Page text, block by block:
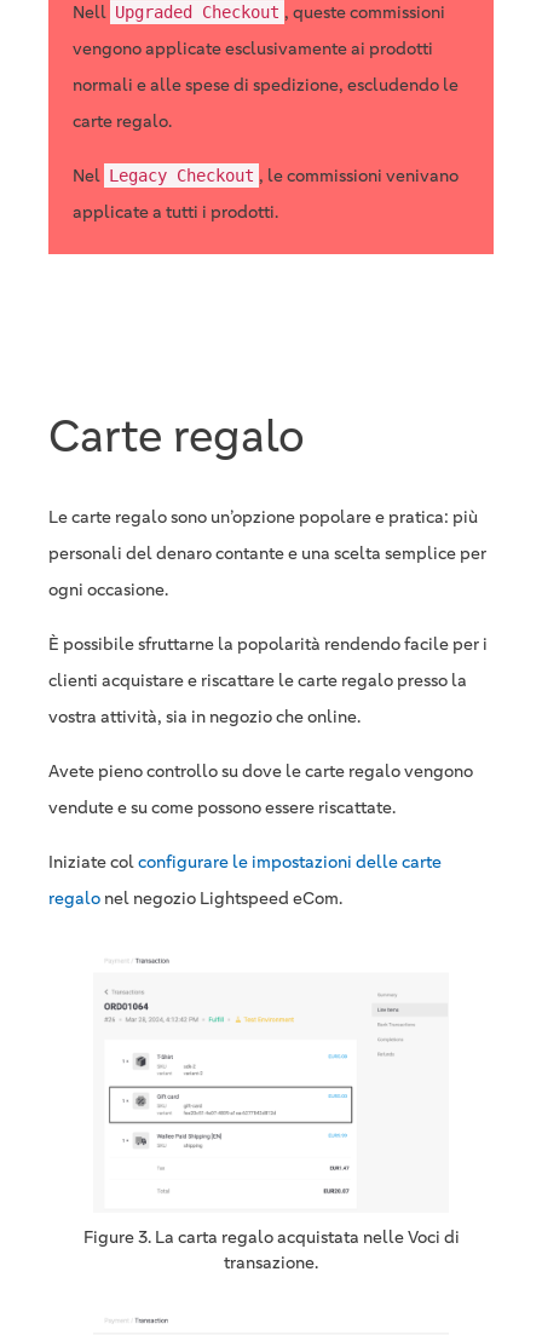
Nell Upgraded Checkout , queste commissioni
vengono applicate esclusivamente ai prodotti
normali e alle spese di spedizione, escludendo le
carte regalo.
Nel Legacy Checkout , le commissioni venivano
applicate a tutti i prodotti.
Carte regalo
Le carte regalo sono un’opzione popolare e pratica: più
personali del denaro contante e una scelta semplice per
ogni occasione.
È possibile sfruttarne la popolarità rendendo facile per i
clienti acquistare e riscattare le carte regalo presso la
vostra attività, sia in negozio che online.
Avete pieno controllo su dove le carte regalo vengono
vendute e su come possono essere riscattate.
Iniziate col configurare le impostazioni delle carte
regalo nel negozio Lightspeed eCom.
Figure 3. La carta regalo acquistata nelle Voci di
transazione.